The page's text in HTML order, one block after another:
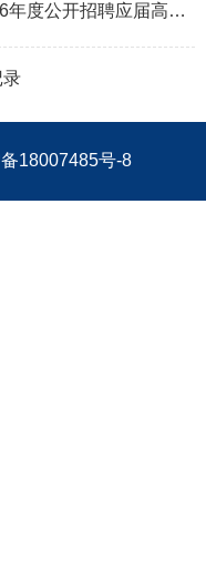
宁夏回族自治区气象科学研究所2026年度公开招聘应届高校毕业生公告（第一批
录
18007485号-8